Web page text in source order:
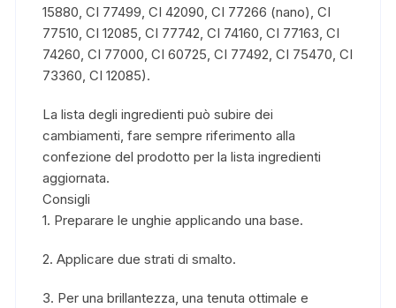
15880, CI 77499, CI 42090, CI 77266 (nano), CI
77510, CI 12085, CI 77742, CI 74160, CI 77163, CI
74260, CI 77000, CI 60725, CI 77492, CI 75470, CI
73360, CI 12085).
La lista degli ingredienti può subire dei
cambiamenti, fare sempre riferimento alla
confezione del prodotto per la lista ingredienti
aggiornata.
Consigli
1. Preparare le unghie applicando una base.
2. Applicare due strati di smalto.
3. Per una brillantezza, una tenuta ottimale e